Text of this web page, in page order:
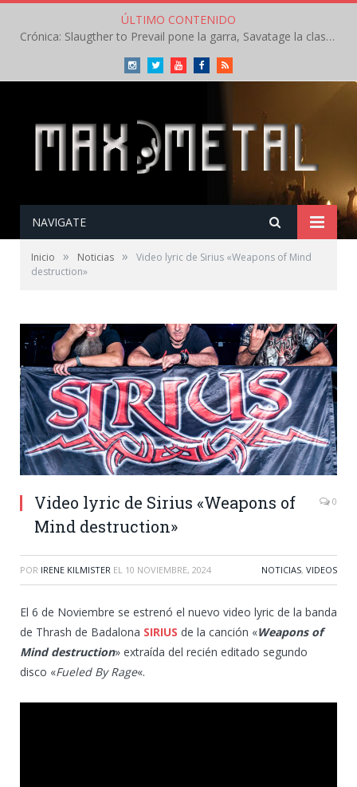
ÚLTIMO CONTENIDO
Crónica: Slaugther to Prevail pone la garra, Savatage la clase en la apertura del Leyendas del Rock – Miércoles – Agosto 2026
InstagramTwitterYoutubeFacebookRSS
NAVIGATE
Inicio » Noticias »
Video lyric de Sirius «Weapons of Mind
destruction»
Video lyric de Sirius «Weapons of
Mind destruction»
0
POR IRENE KILMISTER EL 10 NOVIEMBRE, 2024 NOTICIAS, VIDEOS
El 6 de Noviembre se estrenó el nuevo video lyric de la banda
de Thrash de Badalona SIRIUS de la canción «Weapons of
Mind destruction» extraída del recién editado segundo
disco «Fueled By Rage«.